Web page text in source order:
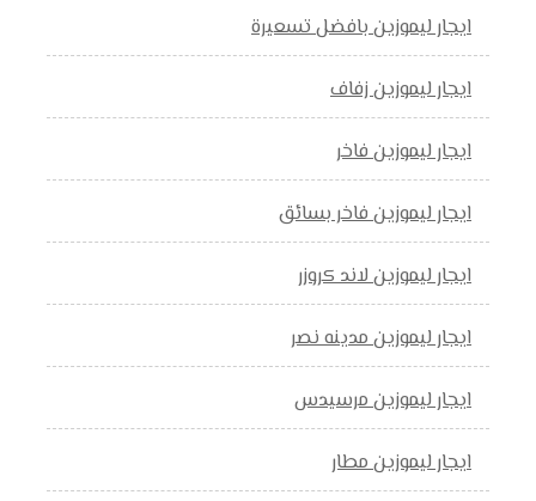
ايجار ليموزين بافضل تسعيرة
ايجار ليموزين زفاف
ايجار ليموزين فاخر
ايجار ليموزين فاخر بسائق
ايجار ليموزين لاند كروزر
ايجار ليموزين مدينه نصر
ايجار ليموزين مرسيدس
ايجار ليموزين مطار